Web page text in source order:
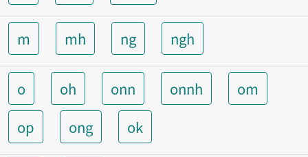
m mh ng ngh
o oh onn onnh
om
op
ong ok